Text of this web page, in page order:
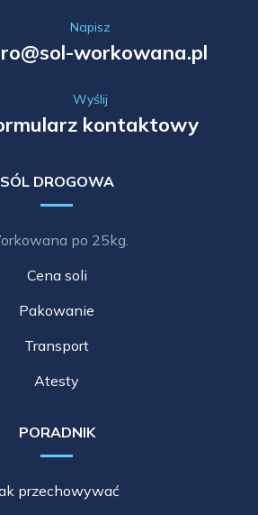
Napisz
workowana.pl
Wyślij
kontaktowy
SÓL DROGOWA
po 25kg.
Cena soli
Pakowanie
Transport
Atesty
PORADNIK
przechowywać